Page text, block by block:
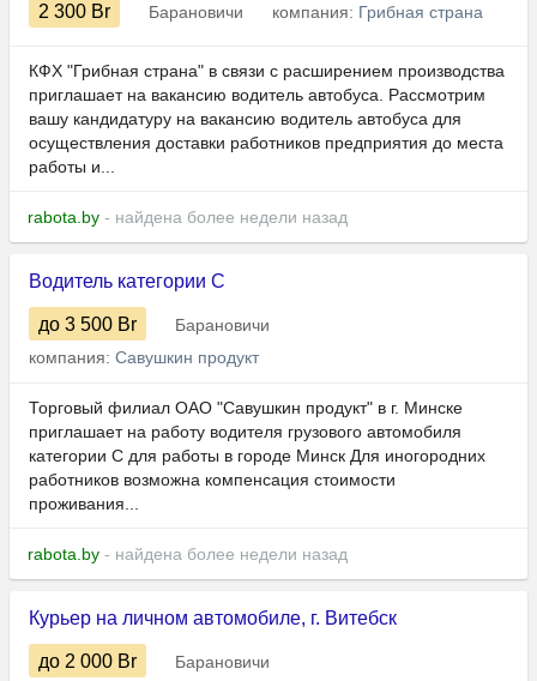
2 300 Br Барановичи компания: Грибная страна
КФХ "Грибная страна" в связи с расширением производства
приглашает на вакансию водитель автобуса. Рассмотрим
вашу кандидатуру на вакансию водитель автобуса для
осуществления доставки работников предприятия до места
работы и...
rabota.by - найдена более недели назад
Водитель категории С
до 3 500 Br
Барановичи
компания: Савушкин продукт
Торговый филиал ОАО "Савушкин продукт" в г. Минске
приглашает на работу водителя грузового автомобиля
категории С для работы в городе Минск Для иногородних
работников возможна компенсация стоимости
проживания...
rabota.by - найдена более недели назад
Курьер на личном автомобиле, г. Витебск
до 2 000 Br
Барановичи